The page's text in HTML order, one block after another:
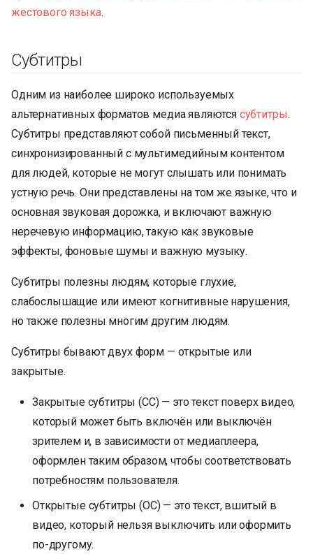
жестового языка.
Субтитры
Одним из наиболее широко используемых
альтернативных форматов медиа являются субтитры.
Субтитры представляют собой письменный текст,
синхронизированный с мультимедийным контентом
для людей, которые не могут слышать или понимать
устную речь. Они представлены на том же языке, что и
основная звуковая дорожка, и включают важную
неречевую информацию, такую как звуковые
эффекты, фоновые шумы и важную музыку.
Субтитры полезны людям, которые глухие,
слабослышащие или имеют когнитивные нарушения,
но также полезны многим другим людям.
Субтитры бывают двух форм — открытые или
закрытые.
Закрытые субтитры (CC) — это текст поверх видео,
который может быть включён или выключён
зрителем и, в зависимости от медиаплеера,
оформлен таким образом, чтобы соответствовать
потребностям пользователя.
Открытые субтитры (OC) — это текст, вшитый в
видео, который нельзя выключить или оформить
по-другому.